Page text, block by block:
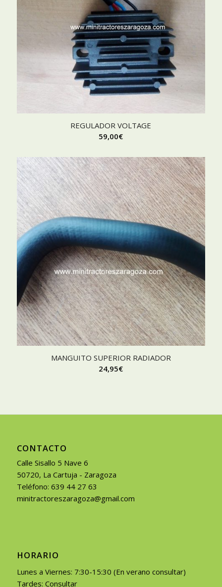
REGULADOR VOLTAGE
59,00€
MANGUITO SUPERIOR RADIADOR
24,95€
CONTACTO
Calle Sisallo 5 Nave 6
50720, La Cartuja - Zaragoza
Teléfono: 639 44 27 63
minitractoreszaragoza@gmail.com
HORARIO
Lunes a Viernes: 7:30-15:30 (En verano consultar)
Tardes: Consultar